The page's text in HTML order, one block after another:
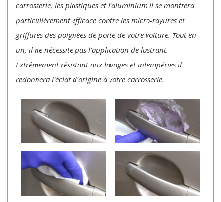
carrosserie, les plastiques et l'aluminium il se montrera
particulièrement efficace contre les micro-rayures et
griffures des poignées de porte de votre voiture. Tout en
un, il ne nécessite pas l'application de lustrant.
Extrêmement résistant aux lavages et intempéries il
redonnera l'éclat d'origine à votre carrosserie.